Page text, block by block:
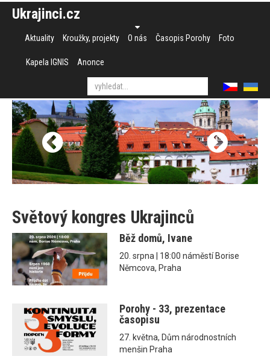
Ukrajinci.cz
Aktuality Kroužky, projekty O nás Časopis Porohy Foto
Kapela IGNIS Anonce
Světový kongres Ukrajinců
Běž domů, Ivane
20. srpna | 18:00 náměstí Borise
Němcova, Praha
Porohy - 33, prezentace
časopisu
27. května, Dům národnostních
menšin Praha